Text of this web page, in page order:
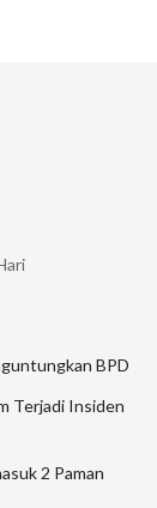
BPD
Terjadi Insiden
2 Paman